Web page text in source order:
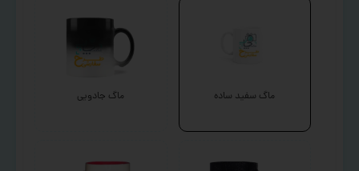
ماگ سفید ساده ماگ جادویی